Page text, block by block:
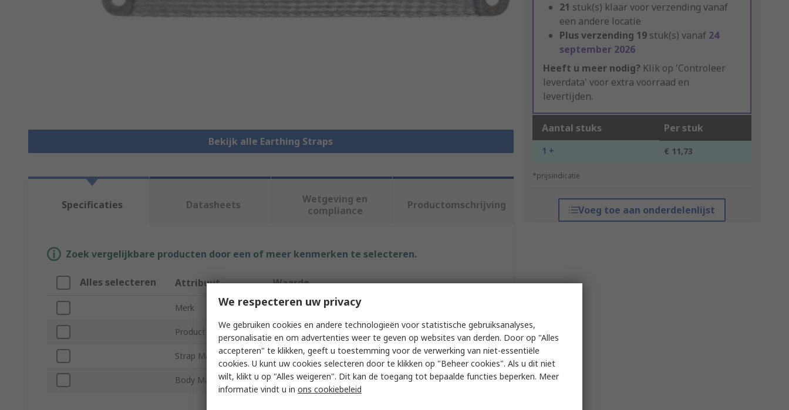
Bekijk alle Earthing Straps
21 stuk(s) klaar voor verzending vanaf
een andere locatie
Plus verzending 19 stuk(s) vanaf 24
september 2026
Heeft u meer nodig? Klik op 'Controleer
leverdata' voor extra voorraad en
levertijden.
Aantal stuks Per stuk
1 + € 11,73
*prijsindicatie
Voeg toe aan onderdelenlijst
Specificaties Datasheets
Wetgeving en
compliance
Productomschrijving
Zoek vergelijkbare producten door een of meer kenmerken te selecteren.
Alles selecteren Attribuut Waarde
Merk Murrelektronik Limited
Product Type Earthing Strap
Strap Material Tin Plated Copper
Body Material Tin Plated Copper
We respecteren uw privacy
We gebruiken cookies en andere technologieën voor statistische gebruiksanalyses,
personalisatie en om advertenties weer te geven op websites van derden. Door op "Alles
accepteren" te klikken, geeft u toestemming voor de verwerking van niet-essentiële
cookies. U kunt uw cookies selecteren door te klikken op "Beheer cookies". Als u dit niet
wilt, klikt u op "Alles weigeren". Dit kan de toegang tot bepaalde functies beperken. Meer
informatie vindt u in ons cookiebeleid